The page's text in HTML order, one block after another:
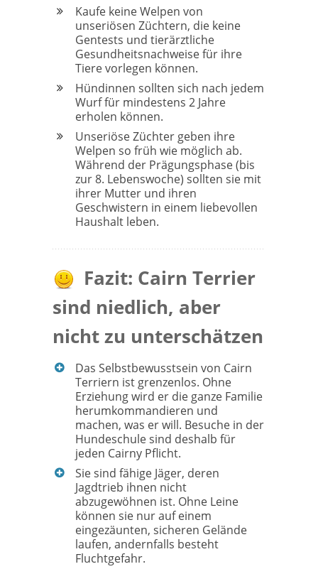
Kaufe keine Welpen von
unseriösen Züchtern, die keine
Gentests und tierärztliche
Gesundheitsnachweise für ihre
Tiere vorlegen können.
Hündinnen sollten sich nach jedem
Wurf für mindestens 2 Jahre
erholen können.
Unseriöse Züchter geben ihre
Welpen so früh wie möglich ab.
Während der Prägungsphase (bis
zur 8. Lebenswoche) sollten sie mit
ihrer Mutter und ihren
Geschwistern in einem liebevollen
Haushalt leben.
Fazit: Cairn Terrier
sind niedlich, aber
nicht zu unterschätzen
Das Selbstbewusstsein von Cairn
Terriern ist grenzenlos. Ohne
Erziehung wird er die ganze Familie
herumkommandieren und
machen, was er will. Besuche in der
Hundeschule sind deshalb für
jeden Cairny Pflicht.
Sie sind fähige Jäger, deren
Jagdtrieb ihnen nicht
abzugewöhnen ist. Ohne Leine
können sie nur auf einem
eingezäunten, sicheren Gelände
laufen, andernfalls besteht
Fluchtgefahr.